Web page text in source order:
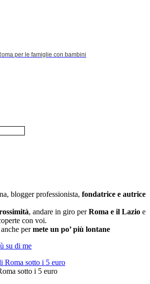
per le famiglie con bambini
blogger professionista, fondatrice e autrice
, andare in giro per Roma e il Lazio e
con voi.
per mete un po’ più lontane
su di me
sotto i 5 euro